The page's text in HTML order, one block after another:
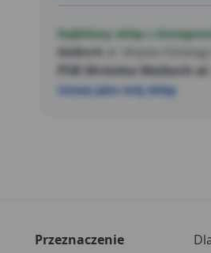
Najbliższy sklep z
Malbork
al. Wojska Polskiego
PSB Mrówka Malbork
Ustaw jako mój sklep
Przeznaczenie